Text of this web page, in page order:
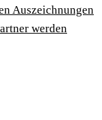
Auszeichnungen
werden